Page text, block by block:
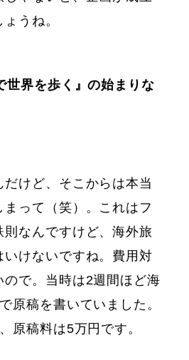
うね。
世界を歩く』の始まりな
けど、そこからは本当
って（笑）。これはフ
則なんですけど、海外旅
けないですね。費用対
ので。当時は2週間ほど海
原稿を書いていました。
原稿料は5万円です。